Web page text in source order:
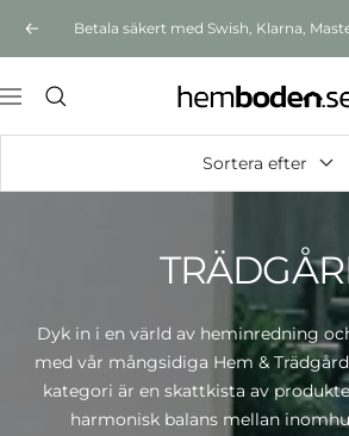
FöregåendeBetala säkert med Swish, Klarna,
Navigering Hemboden
Sortera efter
Dyk in i en värld av heminredning
med vår mångsidiga Hem &
kategori är en skattkista av
harmonisk balans mellan